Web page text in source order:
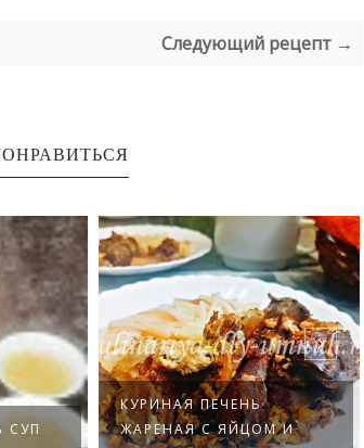
Следующий рецепт →
СУП
КУРИНАЯ ПЕЧЕНЬ
ЖАРЕНАЯ С ЯЙЦОМ И